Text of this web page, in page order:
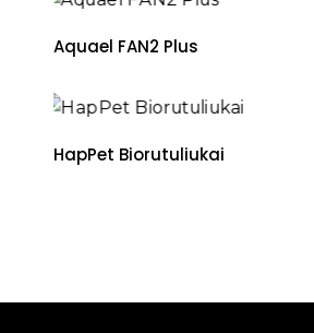
Aquael FAN2 Plus
HapPet Biorutuliukai